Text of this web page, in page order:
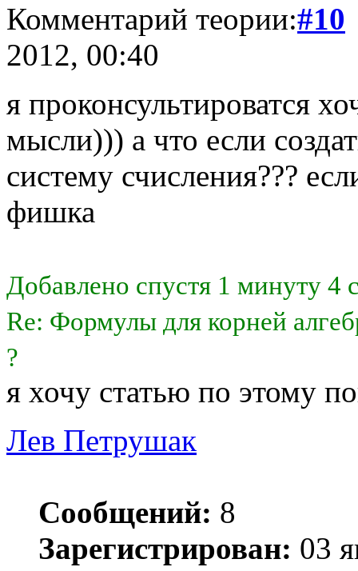
Комментарий теории:#10
2012, 00:40
я проконсультироватся
мысли))) а что если
систему счисления???
фишка
Добавлено спустя 1 минуту 4
Re: Формулы для корней
?
я хочу статью по этому
Лев Петрушак
Сообщений: 8
Зарегистрирован: 03